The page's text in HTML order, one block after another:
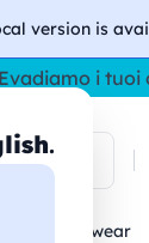
version is
.
i tuoi
prodotti
Workwear